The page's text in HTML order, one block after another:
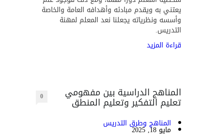
يعتني به ويقدم مبادئه وأهدافه العامة والخاصة
وأسسه ونظرياته يجعلنا نعد المعلم لمهنة
التدريس.
قراءة المزيد
المناهج الدراسية بين مفهومي
تعليم التفكير وتعليم المنطق 0
المناهج وطرق التدريس
مايو 18, 2025